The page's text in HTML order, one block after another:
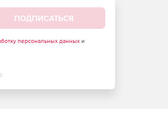
ПОДПИСАТЬСЯ
персональных данныхи